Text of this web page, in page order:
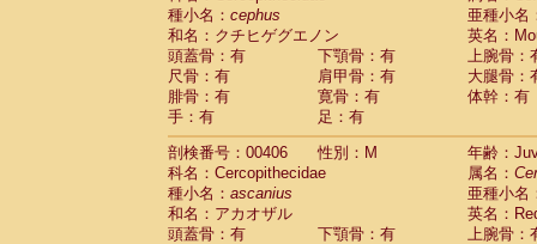
種小名： cephus
亜種小名
和名：クチヒゲグエノン
英名：
頭蓋骨：有
下顎骨：有
上腕骨：
尺骨：有
肩甲骨：有
大腿骨：
腓骨：有
寛骨：有
体幹：有
手：有
足：有
剖検番号：00406
性別：M
年齢：
科名：Cercopithecidae
属名：
種小名： ascanius
亜種小名
和名：アカオザル
英名：
頭蓋骨：有
下顎骨：有
上腕骨：